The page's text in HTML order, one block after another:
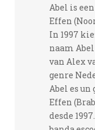
Abel is
Effen
In 1997
naam
van Alex
genre
Abel es un
Effen
desde